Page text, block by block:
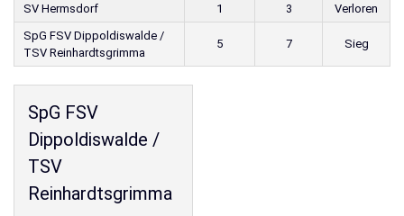
SV Hermsdorf 1 3
Verloren
SpG FSV Dippoldiswalde /
TSV Reinhardtsgrimma
5 7 Sieg
SpG FSV
Dippoldiswalde /
TSV
Reinhardtsgrimma